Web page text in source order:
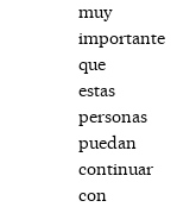
muy
importante
que
estas
personas
puedan
continuar
con